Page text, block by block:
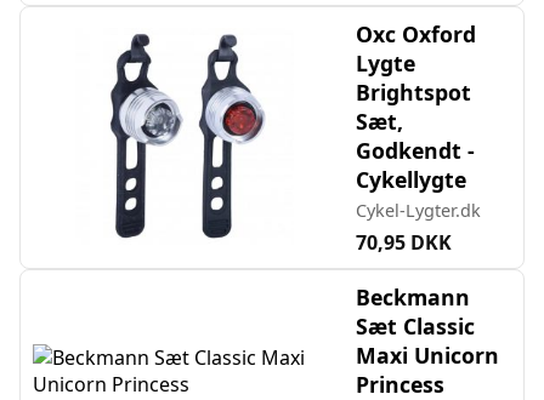
Oxc Oxford
Lygte
Brightspot
Sæt,
Godkendt -
Cykellygte
Cykel-Lygter.dk
70,95 DKK
Beckmann
Sæt Classic
Maxi Unicorn
Princess